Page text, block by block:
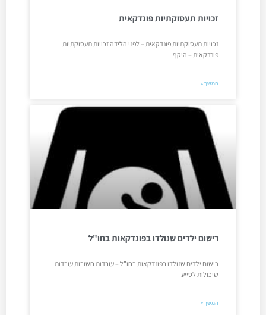
זכויות תעסוקתיות פונדקאית
זכויות תעסוקתיות פונדקאית – לפני הלידה זכויות תעסוקתיות
פונדקאית – היקף
המשך »
רישום ילדים שנולדו בפונדקאות בחו"ל
רישום ילדים שנולדו בפונדקאות בחו"ל – עובדות חשובות עובדות
שיכולות לסייע
המשך »